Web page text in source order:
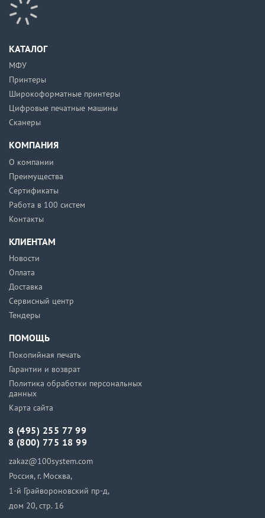
КАТАЛОГ
МФУ
Принтеры
Широкоформатные принтеры
Цифровые печатные машины
Сканеры
КОМПАНИЯ
О компании
Преимущества
Сертификаты
Работа в 100 систем
Контакты
КЛИЕНТАМ
Новости
Оплата
Доставка
Сервисный центр
Тендеры
ПОМОЩЬ
Покопийная печать
Гарантии и возврат
Политика обработки персональных
данных
Карта сайта
8 (495) 255 77 99
8 (800) 775 18 99
zakaz@100system.com
Россия, г. Москва,
1-й Грайвороновский пр-д,
дом 20, стр. 16